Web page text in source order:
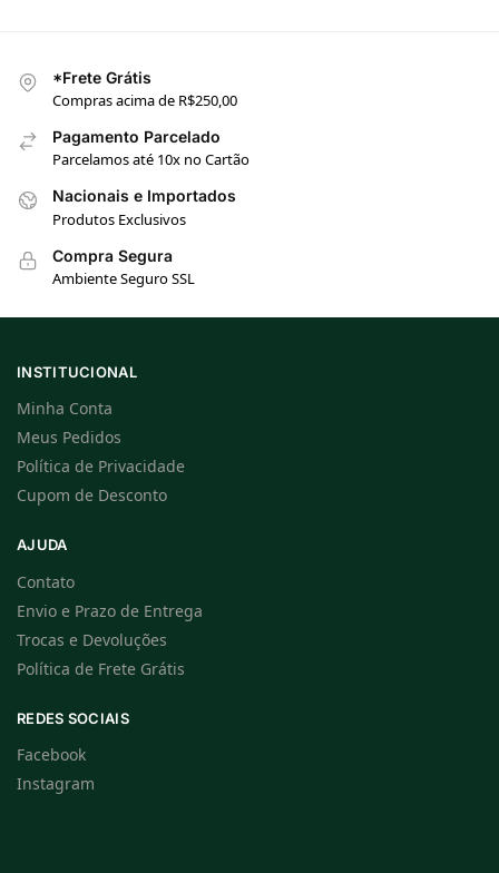
*Frete Grátis
Compras acima de R$250,00
Pagamento Parcelado
Parcelamos até 10x no Cartão
Nacionais e Importados
Produtos Exclusivos
Compra Segura
Ambiente Seguro SSL
INSTITUCIONAL
Minha Conta
Meus Pedidos
Política de Privacidade
Cupom de Desconto
AJUDA
Contato
Envio e Prazo de Entrega
Trocas e Devoluções
Política de Frete Grátis
REDES SOCIAIS
Facebook
Instagram